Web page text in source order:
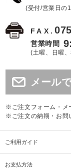
(受付/営業日の
FAX.
営業時間
(土曜、日曜
メール
※ご注文フォーム・メ
※ご注文の納期・お問
ご利用ガイド
お支払方法